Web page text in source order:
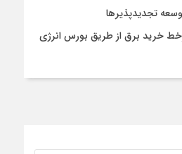
تجدیدپذیرها
خرید برق از طریق بورس انرژی